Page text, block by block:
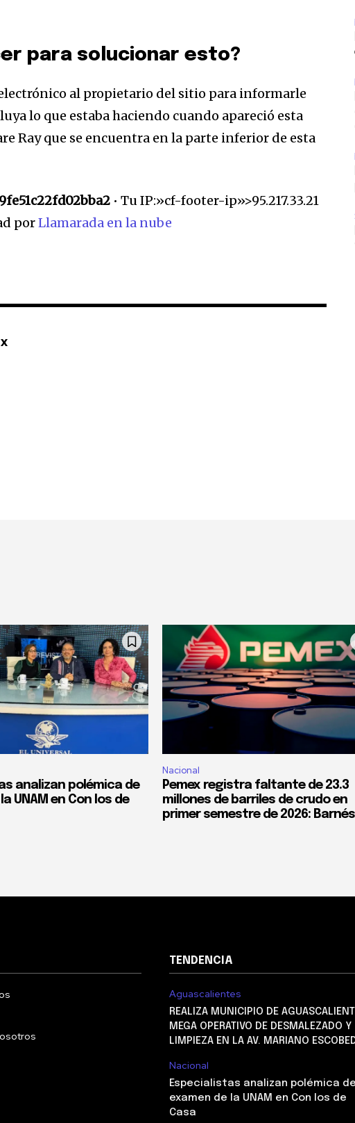
32,214
para solucionar esto?
al propietario del sitio para informarle
lo que estaba haciendo cuando apareció esta
Ray que se encuentra en la parte inferior de esta
• Tu IP:»cf-footer-ip»>95.217.33.21
porLlamarada en la nube
analizan polémica de
UNAM en Con los de
Nacional
Pemex registra faltante de 23.3
millones de barriles de crudo en
primer semestre de 2026: Barnés
TENDENCIA
Aguascalientes
REALIZA MUNICIPIO DE
MEGA OPERATIVO DE DESMALEZADO Y
LIMPIEZA EN LA AV. MARIANO
Nacional
Especialistas analizan polémica de
examen de la UNAM en Con los de
Casa